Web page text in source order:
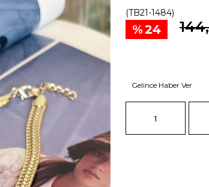
(TB21-1484)
24
Gelince Haber Ver